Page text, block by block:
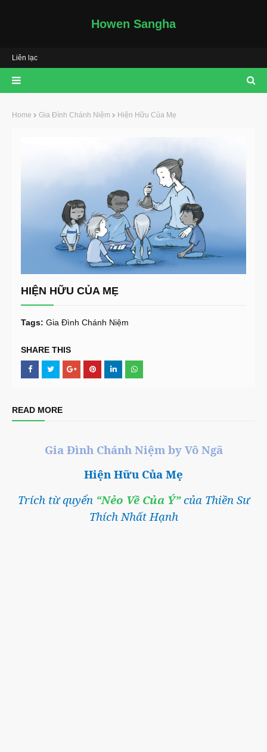
Howen Sangha
Liên lạc
Home Gia Đình Chánh Niệm Hiện Hữu Của Mẹ
HIỆN HỮU CỦA MẸ
Tags: Gia Đình Chánh Niệm
SHARE THIS
READ MORE
Gia Đình Chánh Niệm by Vô Ngã
Hiện Hữu Của Mẹ
Trích từ quyển “Nẻo Về Của Ý”của Thiền Sư
Thích Nhất Hạnh